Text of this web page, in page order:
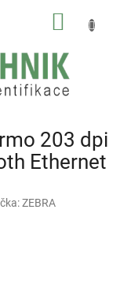
203 dpi
Ethernet
ZEBRA